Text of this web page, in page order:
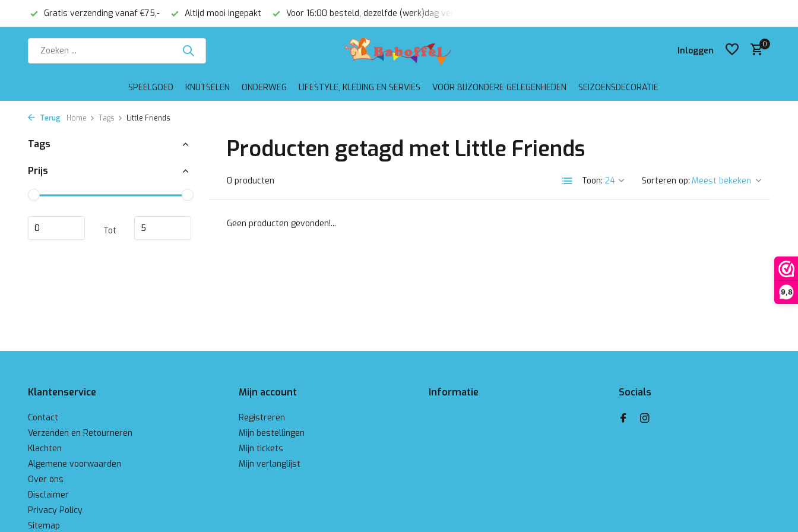
9,8
Gratis verzending vanaf €75,- Altijd mooi ingepakt Voor 16:00 besteld, dezelfde (werk)dag verzonden
Inloggen
0
SPEELGOED KNUTSELEN ONDERWEG LIFESTYLE, KLEDING EN SERVIES VOOR BIJZONDERE GELEGENHEDEN SEIZOENSDECORATIE
Terug Home Tags Little Friends
Tags
Prijs
Tot
Producten getagd met Little Friends
0 producten Toon: Sorteren op:
Geen producten gevonden!...
Klantenservice
Contact
Verzenden en Retourneren
Klachten
Algemene voorwaarden
Over ons
Disclaimer
Privacy Policy
Sitemap
Mijn account
Registreren
Mijn bestellingen
Mijn tickets
Mijn verlanglijst
Informatie Socials